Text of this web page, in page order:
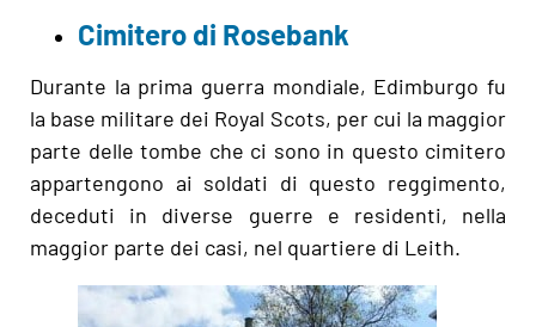
Cimitero di Rosebank
Durante la prima guerra mondiale, Edimburgo fu
la base militare dei Royal Scots, per cui la maggior
parte delle tombe che ci sono in questo cimitero
appartengono ai soldati di questo reggimento,
deceduti in diverse guerre e residenti, nella
maggior parte dei casi, nel quartiere di Leith.